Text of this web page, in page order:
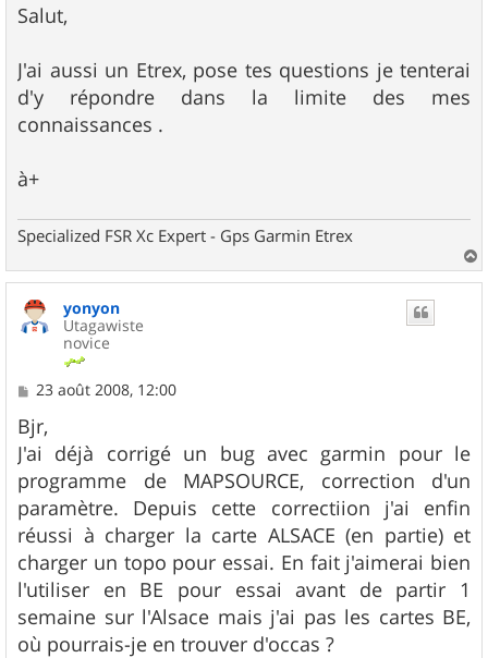
s
s
g
e
Salut,
J'ai aussi un Etrex, pose tes questions je tenterai
d'y répondre dans la limite des mes
connaissances .
à+
Specialized FSR Xc Expert - Gps Garmin Etrex
a
u
yonyon
Utagawiste
novice
M
s
s
a
g
e
23 août 2008, 12:00
Bjr,
J'ai déjà corrigé un bug avec garmin pour le
programme de MAPSOURCE, correction d'un
paramètre. Depuis cette correctiion j'ai enfin
réussi à charger la carte ALSACE (en partie) et
charger un topo pour essai. En fait j'aimerai bien
l'utiliser en BE pour essai avant de partir 1
semaine sur l'Alsace mais j'ai pas les cartes BE,
où pourrais-je en trouver d'occas ?